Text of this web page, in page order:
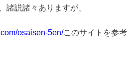
諸説諸々ありますが、
osaisen-5en/このサイトを参考